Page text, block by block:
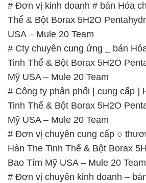
# Đơn vị kinh doanh # bán Hóa
Thể & Bột Borax 5H2O
USA – Mule 20 Team
# Cty chuyên cung ứng _ bán
Tinh Thể & Bột Borax 5H2O
Mỹ USA – Mule 20 Team
# Công ty phân phối [ cung cấp ]
Tinh Thể & Bột Borax 5H2O
Mỹ USA – Mule 20 Team
# Đơn vị chuyên cung cấp ○
Hàn The Tinh Thể & Bột Borax
Bao Tím Mỹ USA – Mule 20 Team
# Đơn vị chuyên kinh doanh –